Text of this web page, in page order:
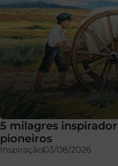
5 milagres
pioneiros
Inspiração03/08/2026